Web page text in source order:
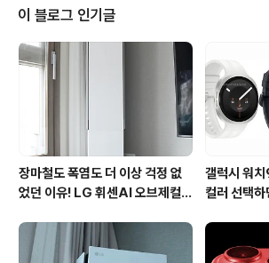
샵장소를 찾고 있는 분들이 많지 않을까 합니다. 이런 분들
에게 국가대표보일러 경동나비엔에서 새롭게 오픈한 경동
인재개발원을 소개해드릴까 합니다. 경동의 인재양성은 사
람이 가장 소중한 자원이라는 믿음, 경동의 믿음입니다. 경
동인재개발원은 "세계로 미래로 하나로 향하는 인재육
성"을 모토로 인재를 육성하기 위한 신설 연수원입니다. 자
이 블로그 인기글
장마철도 폭염도 더 이상 걱정 없
었던 이유! LG 휘센AI 오브제컬렉
사용 후기
갤럭시 워
컬러 선택하